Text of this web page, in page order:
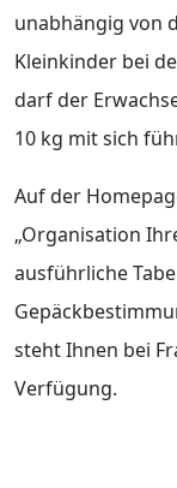
unabhängig von
Kleinkinder bei
darf der
10 kg mit sich
Auf der
„Organisation
ausführliche
steht Ihnen bei
Verfügung.